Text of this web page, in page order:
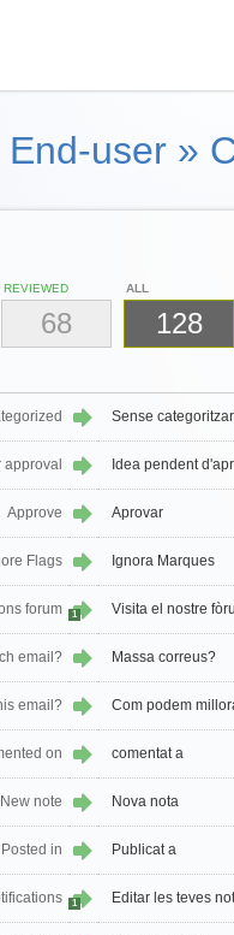
End-user »
REVIEWED
68
ALL
128
Sense categoritzar
approval Idea pendent
Approve Aprovar
Flags Ignora Marques
forum 1 Visita el nostre
email? Massa correus?
email? Com podem
on comentat a
New note Nova nota
Posted in Publicat a
1 Editar les teves